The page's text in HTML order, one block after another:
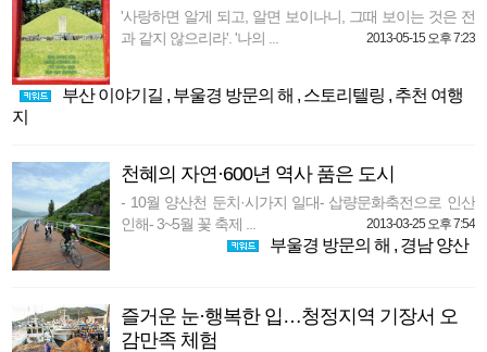
'사랑하면 알게 되고, 알면 보이나니, 그때 보이는 것은 전
과 같지 않으리라'. '나의 ...
2013-05-15 오후 7:23
부산 이야기길 , 부울경 방문의 해 , 스토리텔링 , 추천 여행
지
천혜의 자연·600년 역사 품은 도시
- 10월 양산천 둔치·시가지 일대- 삽량문화축전으로 인산
인해- 3~5월 꽃 축제 ...
2013-03-25 오후 7:54
부울경 방문의 해 , 경남 양산
즐거운 눈·행복한 입…청정지역 기장서 오
감만족 체험